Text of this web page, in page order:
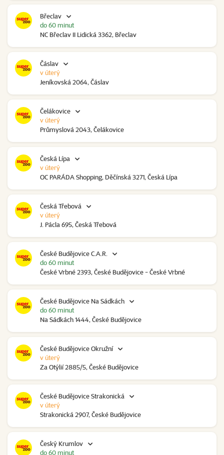
Břeclav
NC Břeclav II Lidická 3362, Břeclav
do 60 minut
Čáslav
Jeníkovská 2064, Čáslav
v úterý
Čelákovice
Průmyslová 2043, Čelákovice
v úterý
Česká Lípa
OC PARÁDA Shopping, Děčínská 3271, Česká Lípa
v úterý
Česká Třebová
J. Pácla 695, Česká Třebová
v úterý
České Budějovice C.A.R.
České Vrbné 2393, České Budějovice - České Vrbné
do 60 minut
České Budějovice Na Sádkách
Na Sádkách 1444, České Budějovice
do 60 minut
České Budějovice Okružní
Za Otýlií 2885/5, České Budějovice
v úterý
České Budějovice Strakonická
Strakonická 2907, České Budějovice
v úterý
Český Krumlov
do 60 minut